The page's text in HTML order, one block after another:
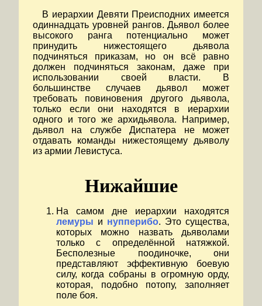
В иерархии Девяти Преисподних имеется
одиннадцать уровней рангов. Дьявол более
высокого ранга потенциально может
принудить нижестоящего дьявола
подчиняться приказам, но он всё равно
должен подчиняться законам, даже при
использовании своей власти. В
большинстве случаев дьявол может
требовать повиновения другого дьявола,
только если они находятся в иерархии
одного и того же архидьявола. Например,
дьявол на службе Диспатера не может
отдавать команды нижестоящему дьяволу
из армии Левистуса.
Нижайшие
На самом дне иерархии находятся
лемуры и нупперибо. Это существа,
которых можно назвать дьяволами
только с определённой натяжкой.
Бесполезные поодиночке, они
представляют эффективную боевую
силу, когда собраны в огромную орду,
которая, подобно потопу, заполняет
поле боя.